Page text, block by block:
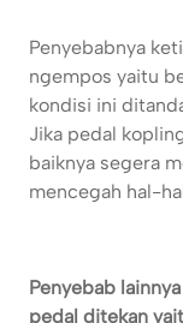
Penyebabnya
ngempos yaitu
kondisi ini
Jika pedal
baiknya segera
mencegah hal-
Penyebab
pedal ditekan